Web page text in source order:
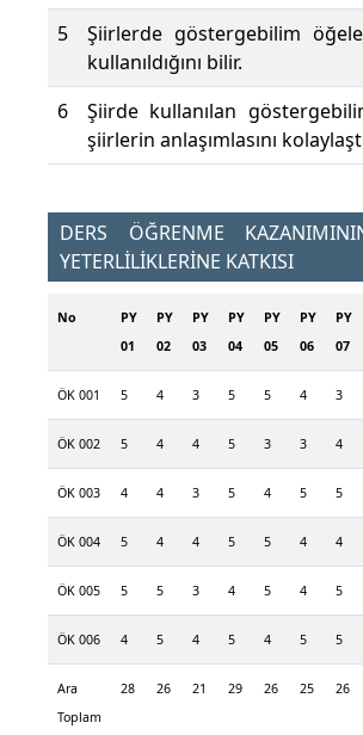
5
Şiirlerde göstergebilim
kullanıldığını bilir.
6
Şiirde kullanılan
şiirlerin anlaşımlasını
DERS ÖĞRENME
YETERLİLİKLERİNE KATKISI
No
PY
01
PY
02
PY
03
PY
04
PY
05
PY
06
PY
07
ÖK 001 5 4 3 5 5 4 3
ÖK 002 5 4 4 5 3 3 4
ÖK 003 4 4 3 5 4 5 5
ÖK 004 5 4 4 5 5 4 4
ÖK 005 5 5 3 4 5 4 5
ÖK 006 4 5 4 5 4 5 5
Ara
Toplam
28 26 21 29 26 25 26